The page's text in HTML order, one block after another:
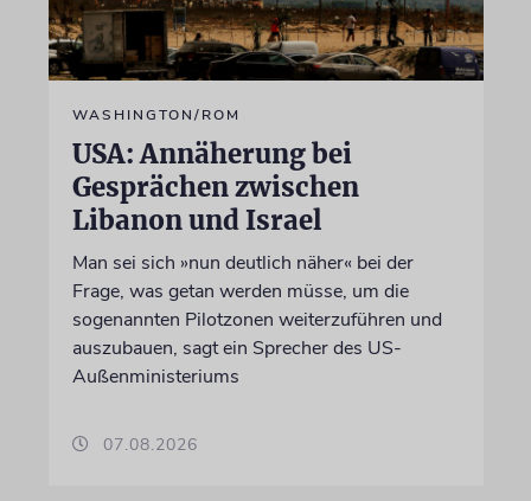
WASHINGTON/ROM
USA: Annäherung bei
Gesprächen zwischen
Libanon und Israel
Man sei sich »nun deutlich näher« bei der
Frage, was getan werden müsse, um die
sogenannten Pilotzonen weiterzuführen und
auszubauen, sagt ein Sprecher des US-
Außenministeriums
07.08.2026